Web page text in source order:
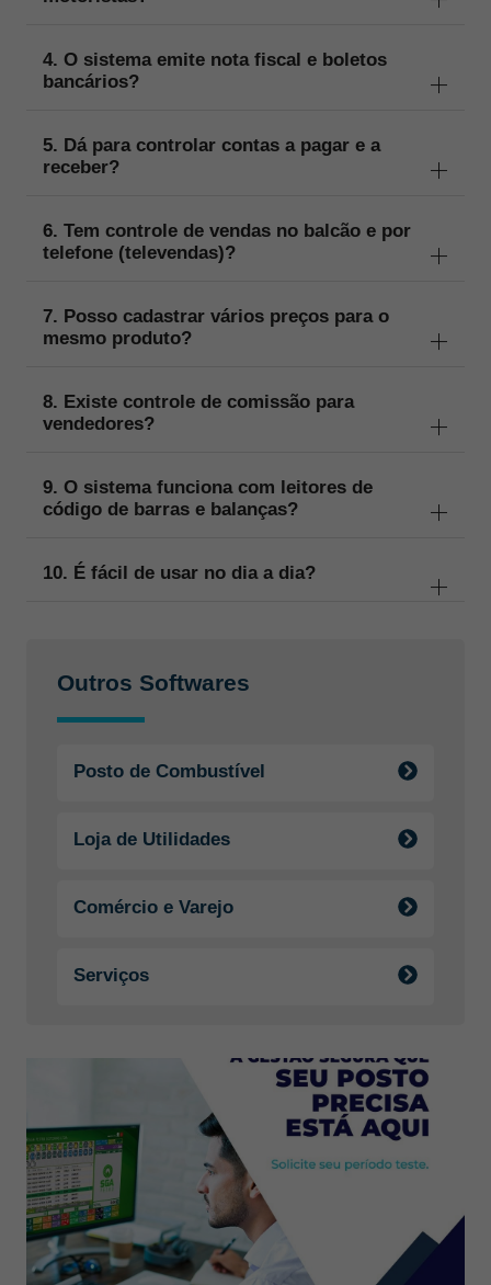
Outros Softwares
Posto de Combustível
Loja de Utilidades
Comércio e Varejo
Serviços
4. O sistema emite nota fiscal e boletos
bancários?
5. Dá para controlar contas a pagar e a
receber?
6. Tem controle de vendas no balcão e por
telefone (televendas)?
7. Posso cadastrar vários preços para o
mesmo produto?
8. Existe controle de comissão para
vendedores?
9. O sistema funciona com leitores de
código de barras e balanças?
10. É fácil de usar no dia a dia?
São
necessários
para o
funcionamento
do site.
melhorar a
funcionalidade